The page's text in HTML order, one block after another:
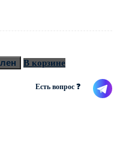
В корзине
Есть вопрос ❓